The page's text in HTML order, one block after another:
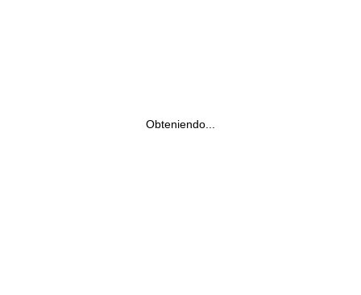
Obteniendo...